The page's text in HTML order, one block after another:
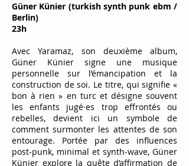
Güner Künier (turkish synth punk ebm /
Berlin)
23h
Avec Yaramaz, son deuxième album,
Güner Künier signe une musique
personnelle sur l’émancipation et la
construction de soi. Le titre, qui signifie «
bon à rien » en turc et désigne souvent
les enfants jugé·es trop effrontés ou
rebelles, devient ici un symbole de
comment surmonter les attentes de son
entourage. Portée par des influences
post-punk, minimal et synth-wave, Güner
Künier explore la quête d’affirmation de